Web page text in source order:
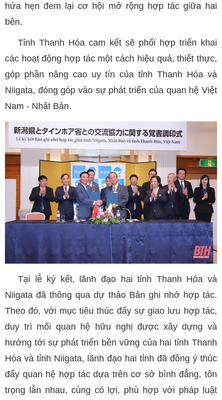
hứa hẹn đem lại cơ hội mở rộng hợp tác giữa hai
bên.
Tỉnh Thanh Hóa cam kết sẽ phối hợp triển khai
các hoạt động hợp tác một cách hiệu quả, thiết thực,
góp phần nâng cao uy tín của tỉnh Thanh Hóa và
Niigata, đóng góp vào sự phát triển của quan hệ Việt
Nam - Nhật Bản.
Tại lễ ký kết, lãnh đạo hai tỉnh Thanh Hóa và
Niigata đã thông qua dự thảo Bản ghi nhớ hợp tác.
Theo đó, với mục tiêu thúc đẩy sự giao lưu hợp tác,
duy trì mối quan hệ hữu nghị được xây dựng và
hướng tới sự phát triển bền vững của hai tỉnh Thanh
Hóa và tỉnh Niigata, lãnh đạo hai tỉnh đã đồng ý thúc
đẩy quan hệ hợp tác dựa trên cơ sở bình đẳng, tôn
trọng lẫn nhau, cùng có lợi, phù hợp với pháp luật